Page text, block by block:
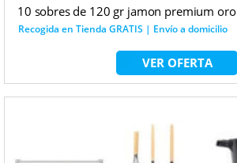
10 sobres de 120 gr jamon premium oro
Recogida en Tienda GRATIS | Envío a domicilio
VER OFERTA